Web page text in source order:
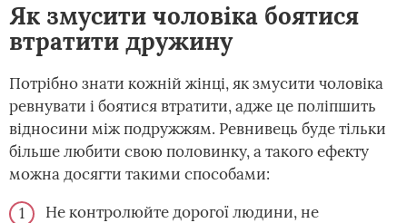
Як змусити чоловіка боятися
втратити дружину
Потрібно знати кожній жінці, як змусити чоловіка
ревнувати і боятися втратити, адже це поліпшить
відносини між подружжям. Ревнивець буде тільки
більше любити свою половинку, а такого ефекту
можна досягти такими способами:
Не контролюйте дорогої людини, не